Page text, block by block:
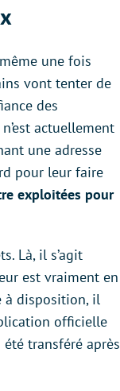
une fois
vont tenter de
des
actuellement
une adresse
pour leur faire
exploitées pour
Là, il s’agit
est vraiment en
à disposition, il
officielle
transféré après